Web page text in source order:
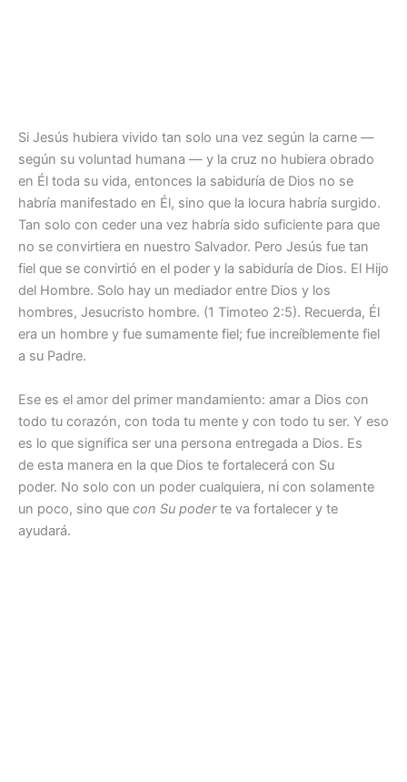
Si Jesús hubiera vivido tan solo una vez según la carne —
según su voluntad humana — y la cruz no hubiera obrado
en Él toda su vida, entonces la sabiduría de Dios no se
habría manifestado en Él, sino que la locura habría surgido.
Tan solo con ceder una vez habría sido suficiente para que
no se convirtiera en nuestro Salvador. Pero Jesús fue tan
fiel que se convirtió en el poder y la sabiduría de Dios. El Hijo
del Hombre. Solo hay un mediador entre Dios y los
hombres, Jesucristo hombre. (1 Timoteo 2:5). Recuerda, Él
era un hombre y fue sumamente fiel; fue increíblemente fiel
a su Padre.
Ese es el amor del primer mandamiento: amar a Dios con
todo tu corazón, con toda tu mente y con todo tu ser. Y eso
es lo que significa ser una persona entregada a Dios. Es
de esta manera en la que Dios te fortalecerá con Su
poder. No solo con un poder cualquiera, ni con solamente
un poco, sino que con Su poderte va fortalecer y te
ayudará.